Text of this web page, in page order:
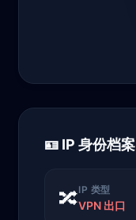
🪪 IP 身份档案
🔀IP 类型
VPN 出口